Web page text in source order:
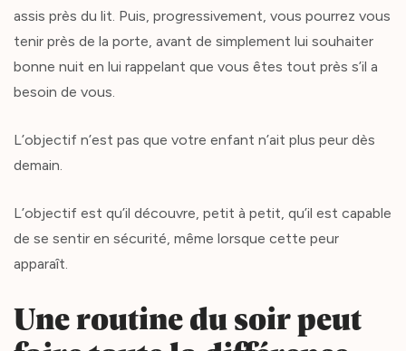
assis près du lit. Puis, progressivement, vous pourrez vous
tenir près de la porte, avant de simplement lui souhaiter
bonne nuit en lui rappelant que vous êtes tout près s’il a
besoin de vous.
L’objectif n’est pas que votre enfant n’ait plus peur dès
demain.
L’objectif est qu’il découvre, petit à petit, qu’il est capable
de se sentir en sécurité, même lorsque cette peur
apparaît.
Une routine du soir peut